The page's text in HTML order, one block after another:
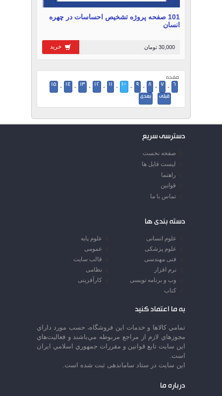
101 صفحه پروژه تشخیص احساسات در چهره
انسان
خرید 30,000 تومان
صفحه
6
-
7
-
8
-
9
-
10
-
11
-
12
-
13
-
14
-
15
قبلی · بعدی
دسترسی سریع
صفحه نخست
لیست فایل ها
راهنما
قوانین
تماس با ما
دسته بندی ها
علوم انسانی
علوم پایه
علوم پزشکی
عمومی
فنی مهندسی
قالب سایت
نرم افزار
نظامی
وب و برنامه نویسی
کارآفرینی
کتاب
به ما اعتماد کنید
تمامي كالاها و خدمات اين فروشگاه، حسب مورد داراي
مجوزهاي لازم از مراجع مربوطه مي‌باشند و فعاليت‌هاي
اين سايت تابع قوانين و مقررات جمهوري اسلامي ايران
است.
این سایت در ستاد ساماندهی ثبت شده است.
درباره ما